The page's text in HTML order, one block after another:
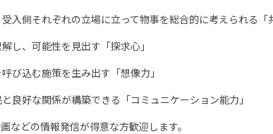
受入側それぞれの立場に立って物事を総合的に考えられる「
し、可能性を見出す「探求心」
呼び込む施策を生み出す「想像力」
と良好な関係が構築できる「コミュニケーション能力」
などの情報発信が得意な方歓迎します。